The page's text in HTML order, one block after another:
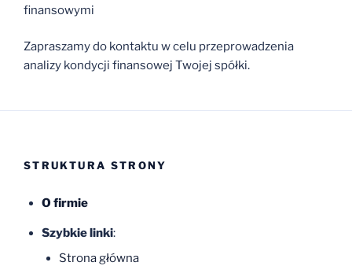
finansowymi
Zapraszamy do kontaktu w celu przeprowadzenia
analizy kondycji finansowej Twojej spółki.
STRUKTURA STRONY
O firmie
Szybkie linki:
Strona główna